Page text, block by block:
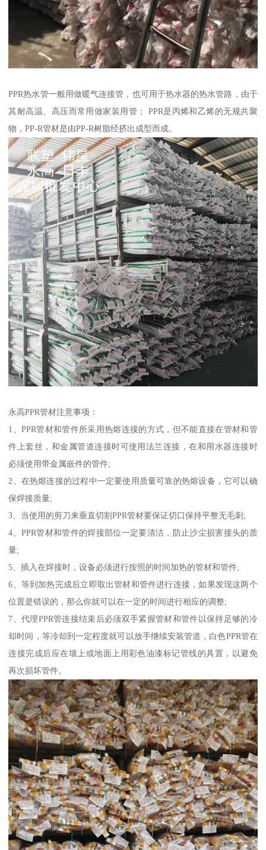
PPR热水管一般用做暖气连接管，也可用于热水器的热水管路，由于
其耐高温、高压而常用做家装用管； PPR是丙烯和乙烯的无规共聚
物，PP-R管材是由PP-R树脂经挤出成型而成。
永高PPR管材注意事项：
1、PPR管材和管件所采用热熔连接的方式，但不能直接在管材和管
件上套丝，和金属管道连接时可使用法兰连接，在和用水器连接时
必须使用带金属嵌件的管件;
2、在热熔连接的过程中一定要使用质量可靠的热熔设备，它可以确
保焊接质量;
3、当使用的剪刀来垂直切割PPR管材要保证切口保持平整无毛刺;
4、PPR管材和管件的焊接部位一定要清洁，防止沙尘损害接头的质
量;
5、插入在焊接时，设备必须进行按照的时间加热的管材和管件;
6、等到加热完成后立即取出管材和管件进行连接，如果发现这两个
位置是错误的，那么你就可以在一定的时间进行相应的调整;
7、代理PPR管连接结束后必须双手紧握管材和管件以保持足够的冷
却时间，等冷却到一定程度就可以放手继续安装管道，白色PPR管在
连接完成后应在墙上或地面上用彩色油漆标记管线的具置，以避免
再次损坏管件。